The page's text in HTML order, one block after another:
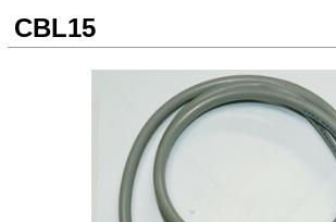
各種ダウンロード
CBL15